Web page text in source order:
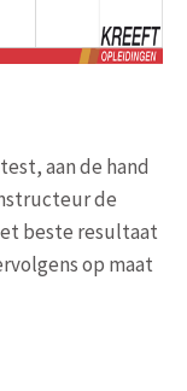
aan de hand
de
beste resul­taat
op maat